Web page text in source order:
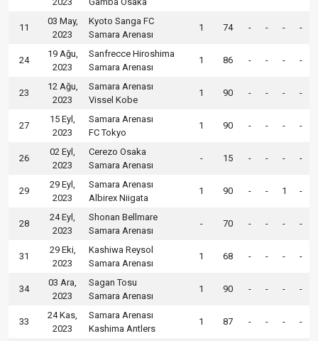
11
03 May,
2023
Kyoto Sanga FC
Samara Arenası
1 74 - - - -
24
19 Ağu,
2023
Sanfrecce Hiroshima
Samara Arenası
1 86 - - - -
23
12 Ağu,
2023
Samara Arenası
Vissel Kobe
1 90 - - - -
27
15 Eyl,
2023
Samara Arenası
FC Tokyo
1 90 - - - -
26
02 Eyl,
2023
Cerezo Osaka
Samara Arenası
- 15 - - - -
29
29 Eyl,
2023
Samara Arenası
Albirex Niigata
1 90 - - 1 -
28
24 Eyl,
2023
Shonan Bellmare
Samara Arenası
- 70 - - - -
31
29 Eki,
2023
Kashiwa Reysol
Samara Arenası
1 68 - - - -
34
03 Ara,
2023
Sagan Tosu
Samara Arenası
1 90 - - - -
33
24 Kas,
2023
Samara Arenası
Kashima Antlers
1 87 - - - -